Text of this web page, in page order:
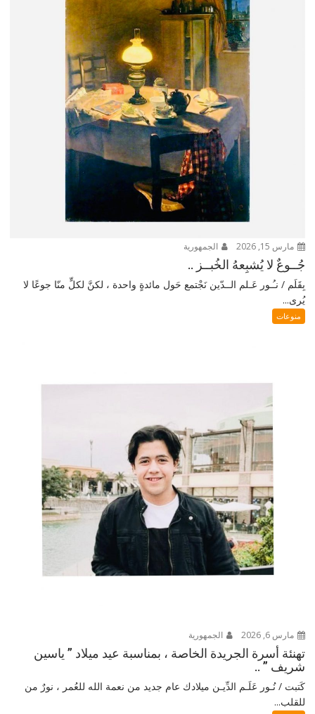
مارس 15, 2026 الجمهورية
جُــوعٌ لا يُشبِعهُ الخُبــز ..
بِقَلَم / نـُـور عَـلم الــدّين نَجْتمع حَول مائدةٍ واحدة ، لكنَّ لكلٍّ منّا جوعًا لا
يُرى...
منوعات
مارس 6, 2026 الجمهورية
تهنئة أسرة الجريدة الخاصة ، بمناسبة عيد ميلاد ” ياسين
شريف ” ..
كَتبت / نُـور عَلَـم الدِّيـن ميلادك عام جديد من نعمة الله للعُمر ، نورٌ من
للقلب...